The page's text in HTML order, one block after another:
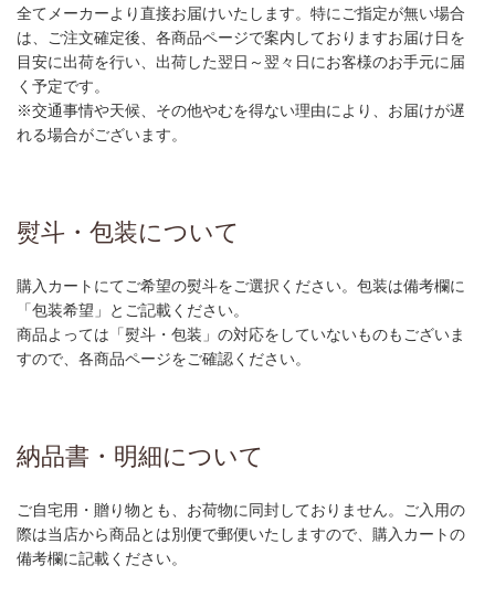
全てメーカーより直接お届けいたします。特にご指定が無い場合
は、ご注文確定後、各商品ページで案内しておりますお届け日を
目安に出荷を行い、出荷した翌日～翌々日にお客様のお手元に届
く予定です。
※交通事情や天候、その他やむを得ない理由により、お届けが遅
れる場合がございます。
熨斗・包装について
購入カートにてご希望の熨斗をご選択ください。包装は備考欄に
「包装希望」とご記載ください。
商品よっては「熨斗・包装」の対応をしていないものもございま
すので、各商品ページをご確認ください。
納品書・明細について
ご自宅用・贈り物とも、お荷物に同封しておりません。ご入用の
際は当店から商品とは別便で郵便いたしますので、購入カートの
備考欄に記載ください。